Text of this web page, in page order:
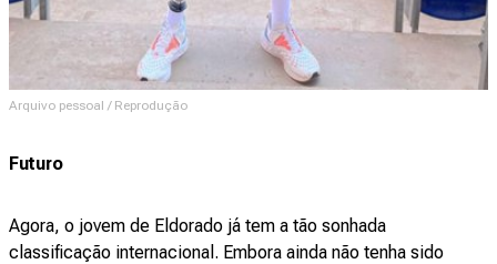
Arquivo pessoal / Reprodução
Futuro
Agora, o jovem de Eldorado já tem a tão sonhada
classificação internacional. Embora ainda não tenha sido